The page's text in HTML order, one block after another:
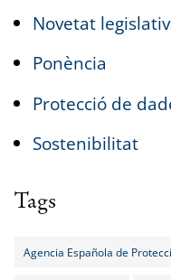
Novetat
Ponència
Protecció de
Sostenibilitat
Tags
Agencia Española de